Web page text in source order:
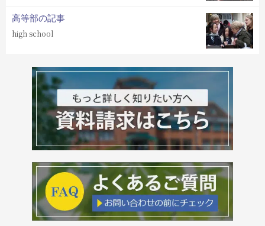
高等部の記事
high school